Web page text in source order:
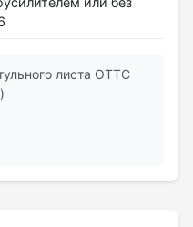
листа ОТТС